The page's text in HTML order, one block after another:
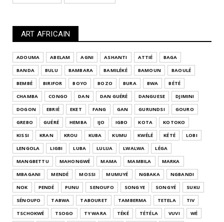
ART AFRICAIN
ADOUMA ABELAM AGNI ASHANTI ATTIÉ
BAGA
BANDA
BULU BAMBARA BAMILÉKÉ BAMOUN
BAOULÉ
BEMBÉ
BIRIFOR BOYO BOZO BURA BWA
BÉTÉ
CHAMBA
CONGO DAN DAN GUÉRÉ DANGUESE
DJIMINI
DOGON
EBRIÉ EKET FANG GAN GURUNDSI
GOURO
GREBO
GUÉRÉ HEMBA IJO IGBO KOTA
KOTOKO
KISSI
KRAN KROU KUBA KUMU KWÉLÉ KÉTÉ
LOBI
LENGOLA
LIGBI LUBA LULUA LWALWA
LÉGA
MANGBETTU
MAHONGWÉ MAMA MAMBILA
MARKA
MBAGANI
MENDÉ MOSSI MUMUYÉ NGBAKA
NGBANDI
NOK
PENDÉ PUNU SENOUFO SONGYE SONGYÉ
SUKU
SÉNOUFO
TABWA TABOURET TAMBERMA TETELA
TIV
TSCHOKWÉ
TSOGO TY WARA TÉKÉ TÉTÉLA VUVI
WÉ